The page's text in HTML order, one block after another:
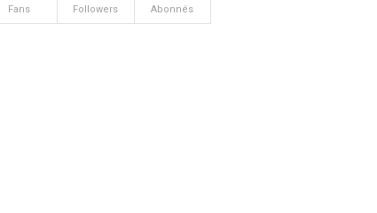
Fans Followers Abonnés